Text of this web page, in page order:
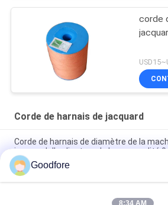
corde
Corde de harnais de jacquard
Corde de harnais de diamètre de la
jacquard d'ordinateur de bonne qualité
Anti corde statique de harnais de
d'élongation avec le noyau
Goodfore
8:34 AM